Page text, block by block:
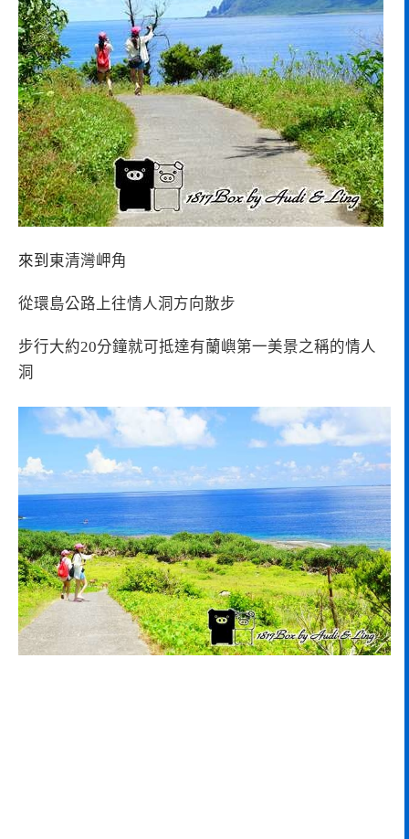
來到 東清灣岬角
從環島公路上往情人洞方向散步
步行大約20分鐘就可抵達有蘭嶼第一美景之稱的情人
洞